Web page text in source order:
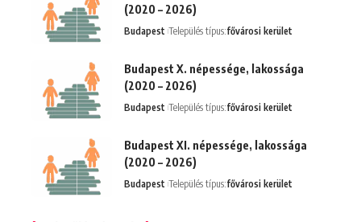
(2020 – 2026)
Budapest Település típus:fővárosi kerület
Budapest X. népessége, lakossága
(2020 – 2026)
Budapest Település típus:fővárosi kerület
Budapest XI. népessége, lakossága
(2020 – 2026)
Budapest Település típus:fővárosi kerület